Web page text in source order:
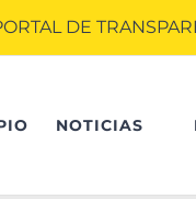
DE
NOTICIAS